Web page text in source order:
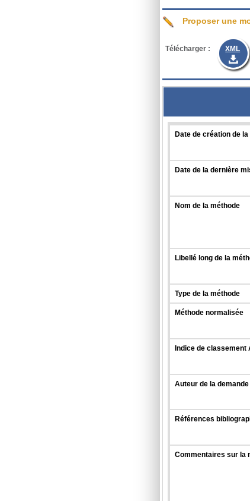
Proposer une
Télécharger : XML
Date de création de
Date de la dernière
Nom de la méthode
Libellé long de la
Type de la méthode
Méthode normalisée
Indice de classement
Auteur de la
Références
Commentaires sur la